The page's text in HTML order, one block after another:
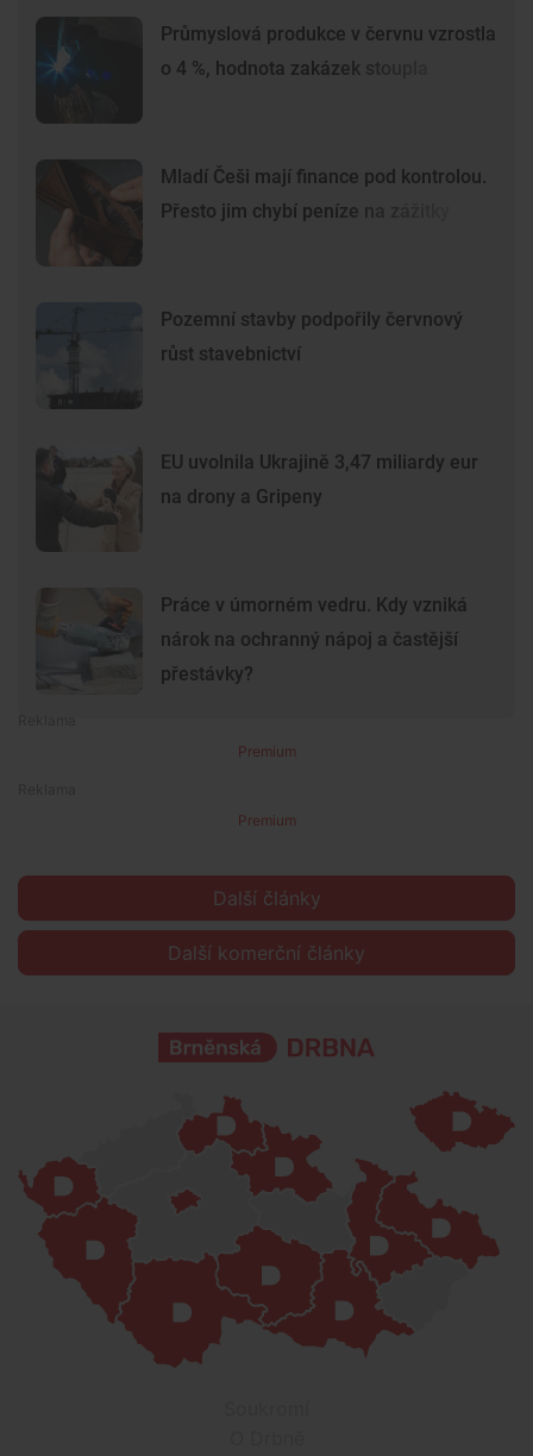
Průmyslová produkce v červnu vzrostla
o 4 %, hodnota zakázek stoupla
Mladí Češi mají finance pod kontrolou.
Přesto jim chybí peníze na zážitky
Pozemní stavby podpořily červnový
růst stavebnictví
EU uvolnila Ukrajině 3,47 miliardy eur
na drony a Gripeny
Práce v úmorném vedru. Kdy vzniká
nárok na ochranný nápoj a častější
přestávky?
Premium
Premium
Další články
Další komerční články